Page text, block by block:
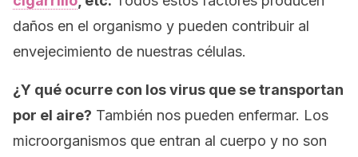
daños en el organismo y pueden contribuir al
envejecimiento de nuestras células.
¿Y qué ocurre con los virus que se transportan
por el aire? También nos pueden enfermar. Los
microorganismos que entran al cuerpo y no son